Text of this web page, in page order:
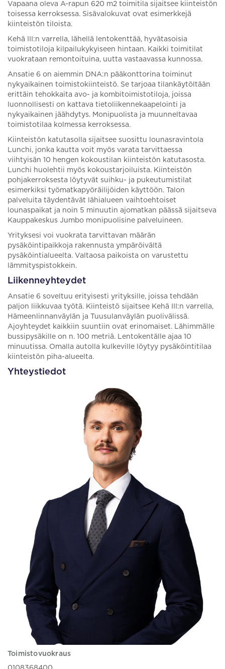
Vapaana oleva A-rapun 620 m2 toimitila sijaitsee kiinteistön
toisessa kerroksessa. Sisävalokuvat ovat esimerkkejä
kiinteistön tiloista.
Kehä III:n varrella, lähellä lentokenttää, hyvätasoisia
toimistotiloja kilpailukykyiseen hintaan. Kaikki toimitilat
vuokrataan remontoituina, uutta vastaavassa kunnossa.
Ansatie 6 on aiemmin DNA:n pääkonttorina toiminut
nykyaikainen toimistokiinteistö. Se tarjoaa tilankäytöltään
erittäin tehokkaita avo- ja kombitoimistotiloja, joissa
luonnollisesti on kattava tietoliikennekaapelointi ja
nykyaikainen jäähdytys. Monipuolista ja muunneltavaa
toimistotilaa kolmessa kerroksessa.
Kiinteistön katutasolla sijaitsee suosittu lounasravintola
Lunchi, jonka kautta voit myös varata tarvittaessa
viihtyisän 10 hengen kokoustilan kiinteistön katutasosta.
Lunchi huolehtii myös kokoustarjoiluista. Kiinteistön
pohjakerroksesta löytyvät suihku- ja pukeutumistilat
esimerkiksi työmatkapyöräilijöiden käyttöön. Talon
palveluita täydentävät lähialueen vaihtoehtoiset
lounaspaikat ja noin 5 minuutin ajomatkan päässä sijaitseva
Kauppakeskus Jumbo monipuolisine palveluineen.
Yrityksesi voi vuokrata tarvittavan määrän
pysäköintipaikkoja rakennusta ympäröivältä
pysäköintialueelta. Valtaosa paikoista on varustettu
lämmityspistokkein.
Liikenneyhteydet
Ansatie 6 soveltuu erityisesti yrityksille, joissa tehdään
paljon liikkuvaa työtä. Kiinteistö sijaitsee Kehä III:n varrella,
Hämeenlinnanväylän ja Tuusulanväylän puolivälissä.
Ajoyhteydet kaikkiin suuntiin ovat erinomaiset. Lähimmälle
bussipysäkille on n. 100 metriä. Lentokentälle ajaa 10
minuutissa. Omalla autolla kulkeville löytyy pysäköintitilaa
kiinteistön piha-alueelta.
Yhteystiedot
Toimistovuokraus